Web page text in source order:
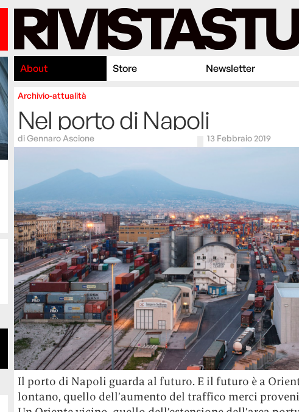
About Store Newsletter
Archivio-attualità
Nel porto di Napoli
diGennaro Ascione 13 Febbraio 2019
Il porto di Napoli guarda al futuro. E il futuro è a
lontano, quello dell’aumento del traffico merci